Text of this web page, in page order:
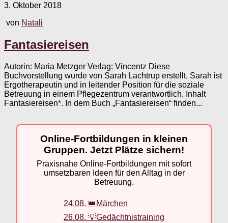
3. Oktober 2018
von Natali
Fantasiereisen
Autorin: Maria Metzger Verlag: Vincentz Diese
Buchvorstellung wurde von Sarah Lachtrup erstellt. Sarah ist
Ergotherapeutin und in leitender Position für die soziale
Betreuung in einem Pflegezentrum verantwortlich. Inhalt
Fantasiereisen*. In dem Buch „Fantasiereisen“ finden...
Online-Fortbildungen in kleinen
Gruppen. Jetzt Plätze sichern!
Praxisnahe Online-Fortbildungen mit sofort
umsetzbaren Ideen für den Alltag in der
Betreuung.
24.08. 👑Märchen
26.08. 💡Gedächtnistraining